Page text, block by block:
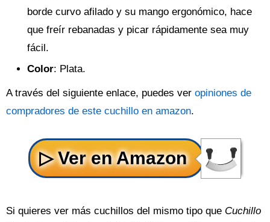
borde curvo afilado y su mango ergonómico, hace
que freír rebanadas y picar rápidamente sea muy
fácil.
Color: Plata.
A través del siguiente enlace, puedes ver opiniones de
compradores de este cuchillo en amazon.
Si quieres ver más cuchillos del mismo tipo que Cuchillo